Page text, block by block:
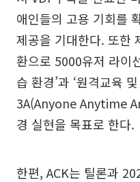
애인들의 고용 기회를
제공을 기대한다. 또한
환으로 5000유저 라이
습 환경’과 ‘원격교육
3A(Anyone Anytime
경 실현을 목표로 한다.
한편, ACK는 틸론과